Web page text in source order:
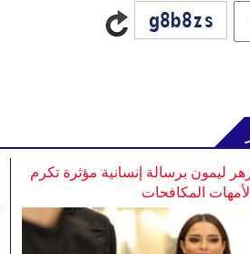
ليمون برسالة إنسانية مؤثرة تكرم
الأمهات المكافحات